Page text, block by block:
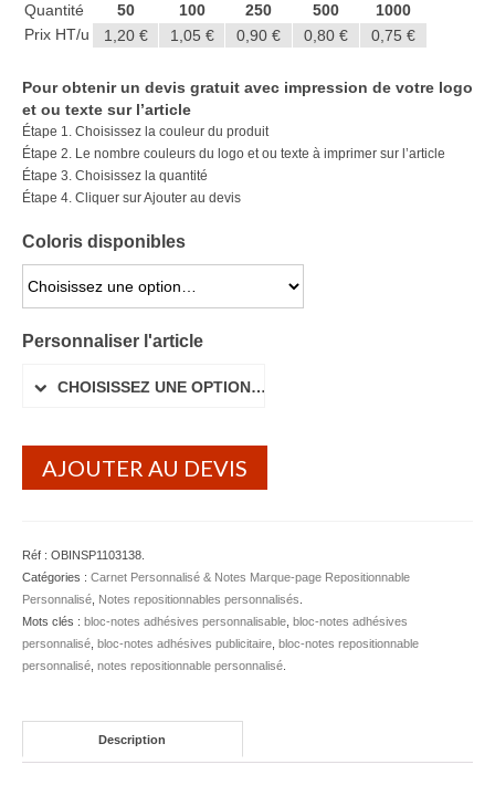
Éventail personnalisé
Haut-parleur Bluetooth
Lunettes de soleil
Porte-badge Tour de cou
Porte-clés personnalisé
Porte-monnaie Porte Carte Portefeuille
Serviette Personnalisée
Stylo Publicitaire
Gourde & Bouteille
Bouteille Personnalisable
Mug & Tasse
Mug publicitaire
Tasse Expresso publicitaire
Quantité 50 100 250 500
1000
Prix HT/u
1,20 € 1,05 € 0,90 € 0,80 € 0,75 €
Pour obtenir un devis gratuit avec impression de votre logo
et ou texte sur l’article
Étape 1. Choisissez la couleur du produit
Étape 2. Le nombre couleurs du logo et ou texte à imprimer sur l’article
Étape 3. Choisissez la quantité
Étape 4. Cliquer sur Ajouter au devis
Coloris disponibles
CHOISISSEZ UNE OPTION…
Personnaliser l'article
CHOISISSEZ UNE OPTION…
AJOUTER AU DEVIS
Réf : OBINSP1103138
Catégories : Carnet Personnalisé & Notes Marque-page Repositionnable
Personnalisé Notes repositionnables personnalisés
Mots clés : bloc-notes adhésives personnalisable bloc-notes adhésives
personnalisé bloc-notes adhésives publicitaire bloc-notes repositionnable
personnalisé notes repositionnable personnalisé
Description